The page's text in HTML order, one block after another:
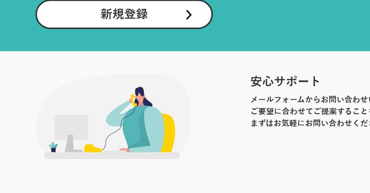
新規登録
安心サポート
メールフォームからお問い合わ
ご要望に合わせてご提案すること
まずはお気軽にお問い合わせくだ